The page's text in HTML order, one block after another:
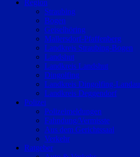
Region
Straubing
Bogen
Geiselhöring
Mallersdorf-Pfaffenberg
Landkreis Straubing-Bogen
Landshut
Landkreis Landshut
Dingolfing
Landkreis Dingolfing-Landau
Landkreis Deggendorf
Polizei
Polizeimeldungen
Fahndung/Vermisste
Aus dem Gerichtssaal
Verkehr
Ratgeber